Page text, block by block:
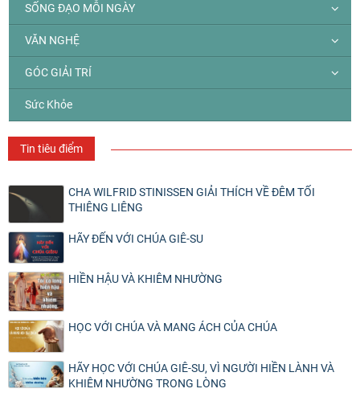
SỐNG ĐẠO MỖI NGÀY
VĂN NGHỆ
GÓC GIẢI TRÍ
Sức Khỏe
Tin tiêu điểm
CHA WILFRID STINISSEN GIẢI THÍCH VỀ ĐÊM TỐI
THIÊNG LIÊNG
HÃY ĐẾN VỚI CHÚA GIÊ-SU
HIỀN HẬU VÀ KHIÊM NHƯỜNG
HỌC VỚI CHÚA VÀ MANG ÁCH CỦA CHÚA
HÃY HỌC VỚI CHÚA GIÊ-SU, VÌ NGƯỜI HIỀN LÀNH VÀ
KHIÊM NHƯỜNG TRONG LÒNG